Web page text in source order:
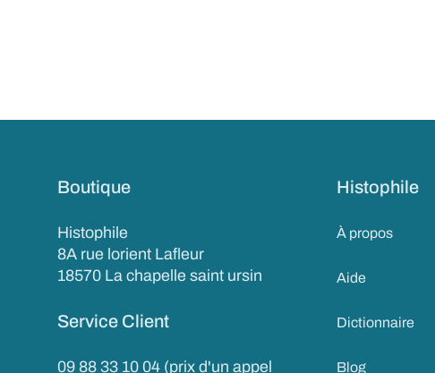
Boutique
Histophile
8A rue lorient Lafleur
18570 La chapelle saint ursin
Service Client
09 88 33 10 04 (prix d'un appel
Histophile
À propos
Aide
Dictionnaire
Blog